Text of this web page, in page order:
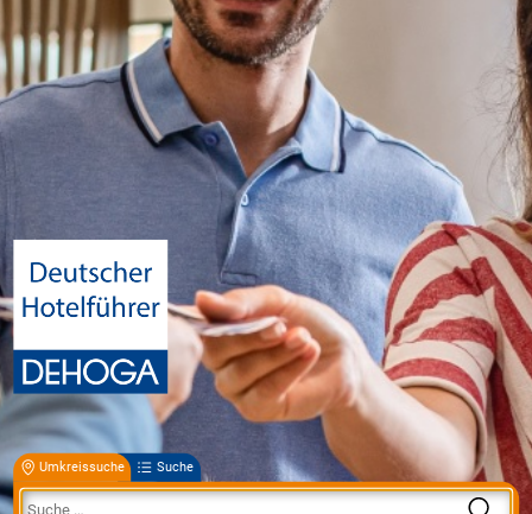
Umkreissuche Suche